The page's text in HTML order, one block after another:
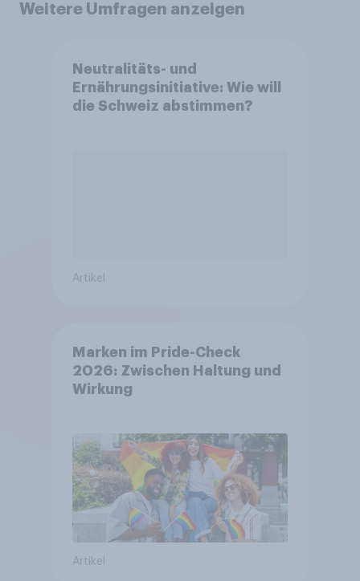
Weitere Umfragen anzeigen
Neutralitäts- und
Ernährungsinitiative: Wie will
die Schweiz abstimmen?
Artikel
Marken im Pride-Check
2026: Zwischen Haltung und
Wirkung
Artikel